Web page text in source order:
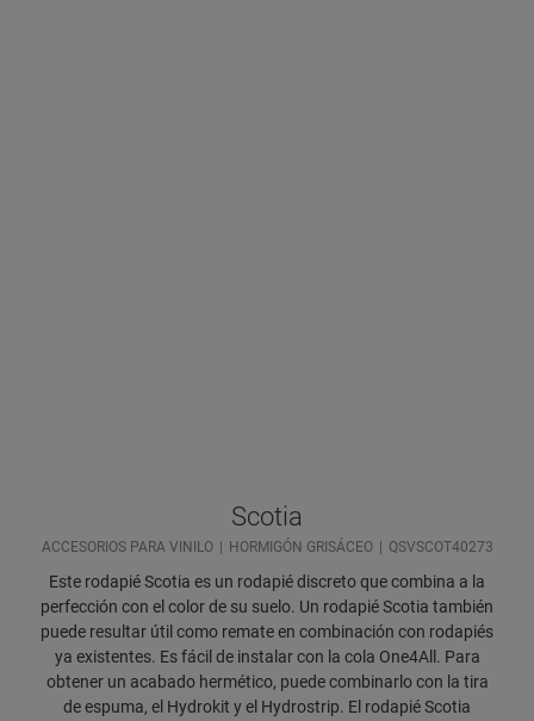
Scotia
ACCESORIOS PARA VINILO HORMIGÓN GRISÁCEO QSVSCOT40273
Este rodapié Scotia es un rodapié discreto que combina a la
perfección con el color de su suelo. Un rodapié Scotia también
puede resultar útil como remate en combinación con rodapiés
ya existentes. Es fácil de instalar con la cola One4All. Para
obtener un acabado hermético, puede combinarlo con la tira
de espuma, el Hydrokit y el Hydrostrip. El rodapié Scotia